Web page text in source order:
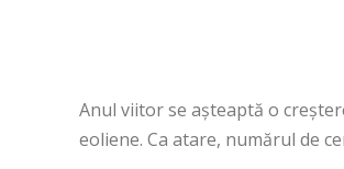
Anul viitor se aşteaptă o
eoliene. Ca atare, numărul de